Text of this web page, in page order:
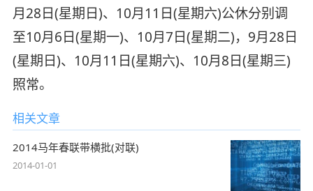
月28日(星期日)、10月11日(星期六)公休分别调
至10月6日(星期一)、10月7日(星期二)，9月28日
(星期日)、10月11日(星期六)、10月8日(星期三)
照常。
相关文章
2014马年春联带横批(对联)
2014-01-01